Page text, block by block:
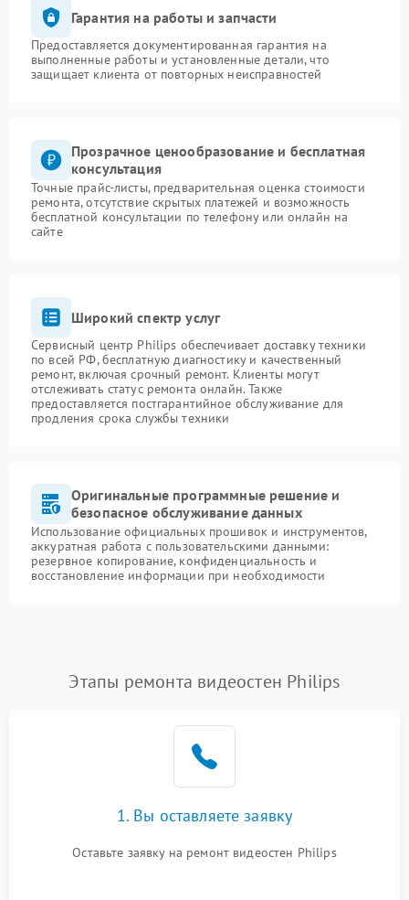
Гарантия на работы и запчасти
Предоставляется документированная гарантия на
выполненные работы и установленные детали, что
защищает клиента от повторных неисправностей
Прозрачное ценообразование и бесплатная
консультация
Точные прайс-листы, предварительная оценка стоимости
ремонта, отсутствие скрытых платежей и возможность
бесплатной консультации по телефону или онлайн на
сайте
Широкий спектр услуг
Сервисный центр Philips обеспечивает доставку техники
по всей РФ, бесплатную диагностику и качественный
ремонт, включая срочный ремонт. Клиенты могут
отслеживать статус ремонта онлайн. Также
предоставляется постгарантийное обслуживание для
продления срока службы техники
Оригинальные программные решение и
безопасное обслуживание данных
Использование официальных прошивок и инструментов,
аккуратная работа с пользовательскими данными:
резервное копирование, конфиденциальность и
восстановление информации при необходимости
Этапы ремонта видеостен Philips
1. Вы оставляете заявку
Оставьте заявку на ремонт видеостен Philips